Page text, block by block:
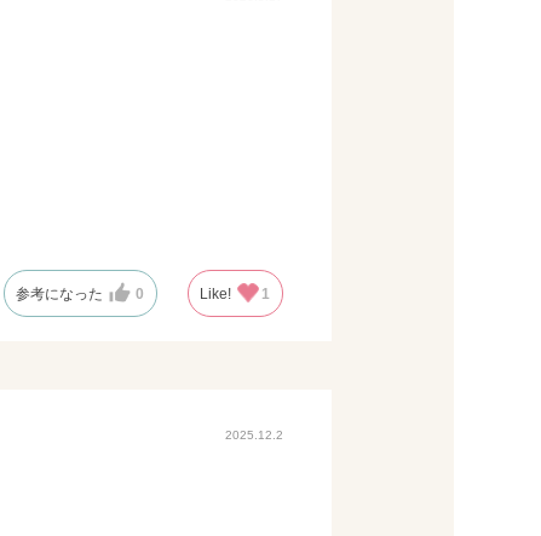
参考になった 0 Like! 1
2025.12.2